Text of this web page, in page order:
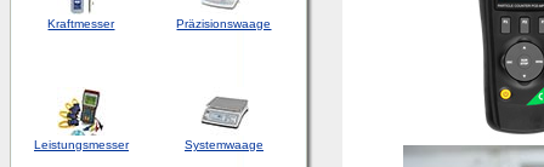
Kraftmesser Präzisionswaage
Leistungsmesser Systemwaage